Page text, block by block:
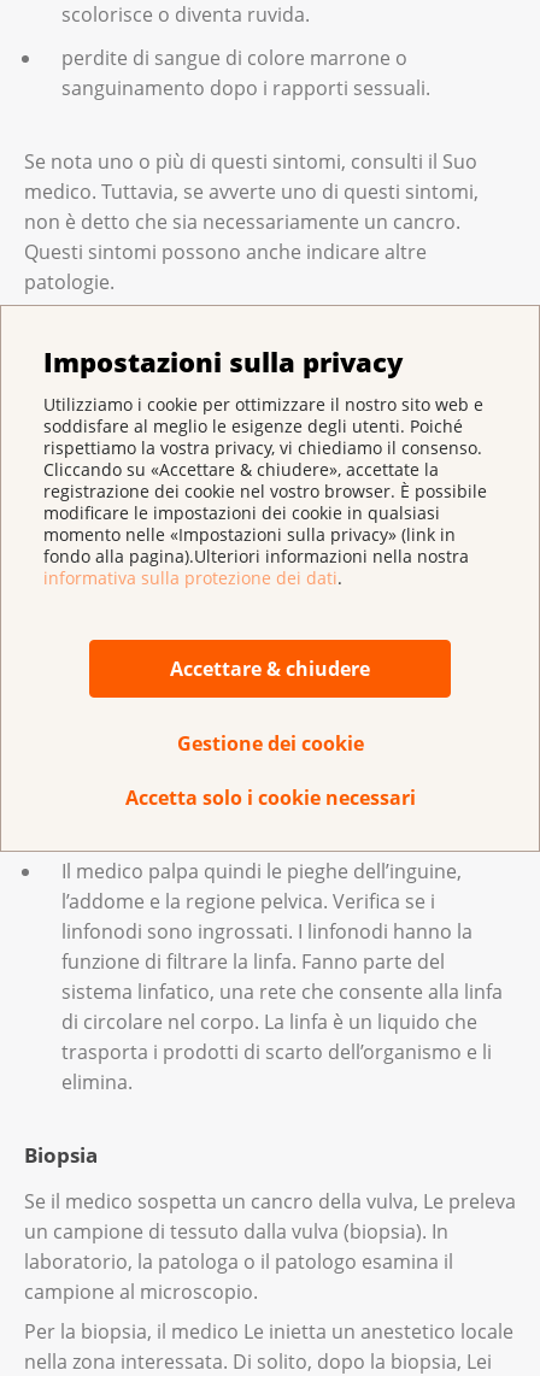
Impostazioni sulla privacy
Utilizziamo i cookie per ottimizzare il nostro sito web e
soddisfare al meglio le esigenze degli utenti. Poiché
rispettiamo la vostra privacy, vi chiediamo il consenso.
Cliccando su «Accettare & chiudere», accettate la
registrazione dei cookie nel vostro browser. È possibile
modificare le impostazioni dei cookie in qualsiasi
momento nelle «Impostazioni sulla privacy» (link in
fondo alla pagina).Ulteriori informazioni nella nostra
informativa sulla protezione dei dati.
Accettare & chiudere
Gestione dei cookie
Accetta solo i cookie necessari
scolorisce o diventa ruvida.
perdite di sangue di colore marrone o
sanguinamento dopo i rapporti sessuali.
Se nota uno o più di questi sintomi, consulti il Suo
medico. Tuttavia, se avverte uno di questi sintomi,
non è detto che sia necessariamente un cancro.
Questi sintomi possono anche indicare altre
patologie.
Quali esami servono per la diagnosi
del cancro della vulva?
Spesso i medici diagnosticano il cancro della vulva
durante una visita ginecologica di routine. Oppure
quando compaiono dei sintomi.
Visita medica approfondita
esame obiettivo.
Il ginecologo esamina attentamente la vulva e il
l’ano. Per questo esame utilizza una lente di
Il medico palpa quindi le pieghe dell’inguine,
l’addome e la regione pelvica. Verifica se i
linfonodi sono ingrossati. I linfonodi hanno la
funzione di filtrare la linfa. Fanno parte del
sistema linfatico, una rete che consente alla linfa
di circolare nel corpo. La linfa è un liquido che
trasporta i prodotti di scarto dell’organismo e li
elimina.
Biopsia
Se il medico sospetta un cancro della vulva, Le preleva
un campione di tessuto dalla vulva (biopsia). In
laboratorio, la patologa o il patologo esamina il
campione al microscopio.
Per la biopsia, il medico Le inietta un anestetico locale
nella zona interessata. Di solito, dopo la biopsia, Lei